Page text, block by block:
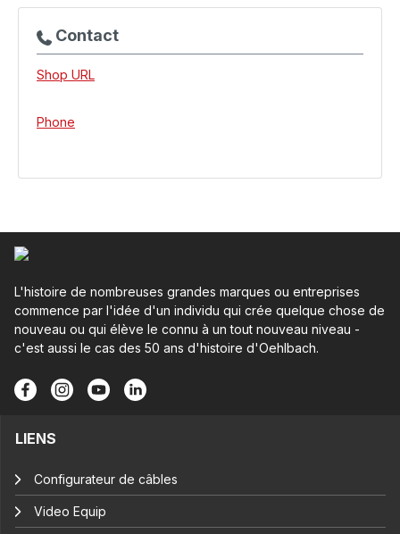
Contact
Shop URL
Phone
L'histoire de nombreuses grandes marques ou entreprises
commence par l'idée d'un individu qui crée quelque chose de
nouveau ou qui élève le connu à un tout nouveau niveau -
c'est aussi le cas des 50 ans d'histoire d'Oehlbach.
LIENS
Configurateur de câbles
Video Equip